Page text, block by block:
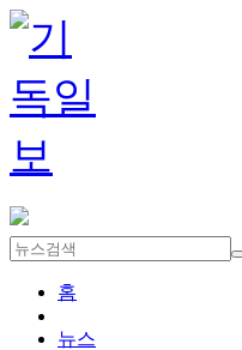
홈
뉴스